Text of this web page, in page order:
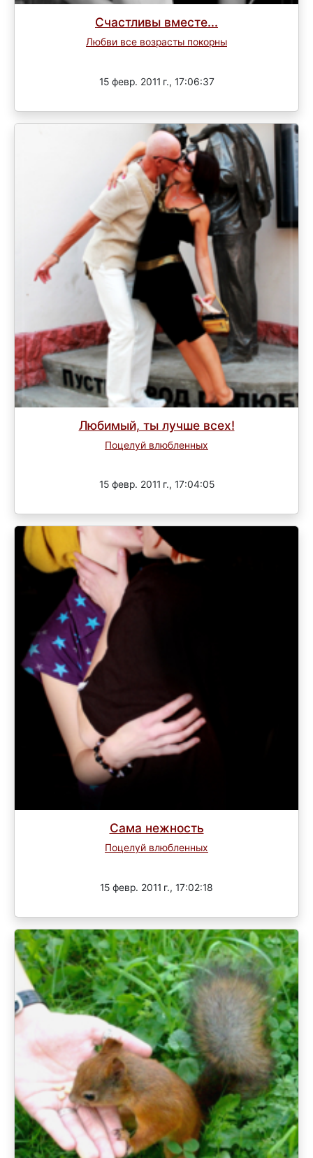
Счастливы вместе...
Любви все возрасты покорны
15 февр. 2011 г., 17:06:37
Любимый, ты лучше всех!
Поцелуй влюбленных
15 февр. 2011 г., 17:04:05
Сама нежность
Поцелуй влюбленных
15 февр. 2011 г., 17:02:18